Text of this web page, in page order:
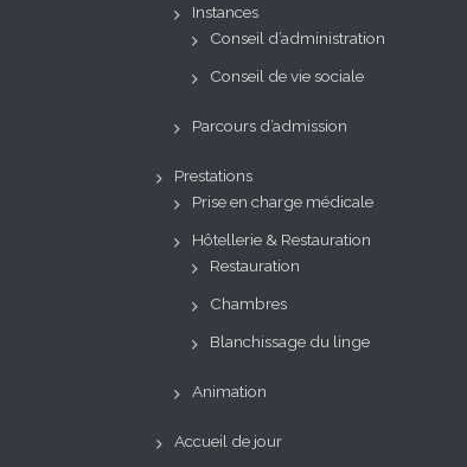
Instances
Conseil d’administration
Conseil de vie sociale
Parcours d’admission
Prestations
Prise en charge médicale
Hôtellerie & Restauration
Restauration
Chambres
Blanchissage du linge
Animation
Accueil de jour